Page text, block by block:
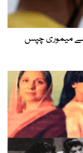
سے میموری چپس